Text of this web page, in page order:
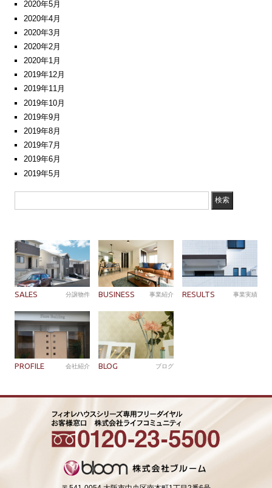
2020年5月
2020年4月
2020年3月
2020年2月
2020年1月
2019年12月
2019年11月
2019年10月
2019年9月
2019年8月
2019年7月
2019年6月
2019年5月
SALES 分譲物件 BUSINESS 事業紹介 RESULTS 事業実績
PROFILE 会社紹介 BLOG ブログ